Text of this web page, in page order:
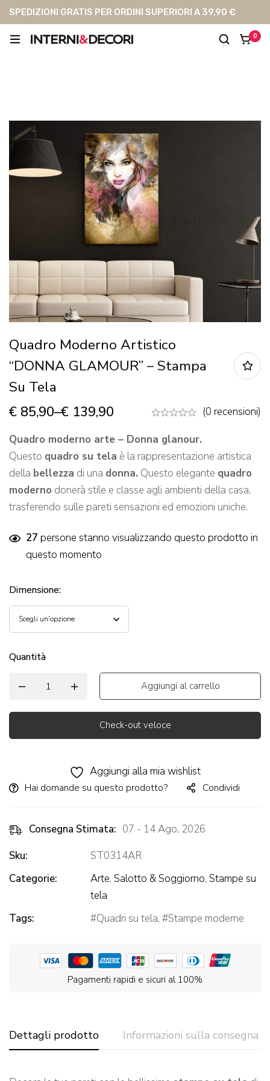
SPEDIZIONI GRATIS PER ORDINI SUPERIORI A 39,90 €
0
Quadro Moderno Artistico
“DONNA GLAMOUR” – Stampa
Su Tela
€ 85,90–€ 139,90
(0 recensioni)
Quadro moderno arte – Donna glanour.
Questo quadro su tela è la rappresentazione artistica
della bellezza di una donna. Questo elegante quadro
moderno donerà stile e classe agli ambienti della casa,
trasferendo sulle pareti sensazioni ed emozioni uniche.
27 persone stanno visualizzando questo prodotto in
questo momento
Dimensione:
Quantità
Aggiungi al carrello
Check-out veloce
Aggiungi alla mia wishlist
Hai domande su questo prodotto? Condividi
Consegna Stimata: 07 - 14 Ago, 2026
Sku:
ST0314AR
Categorie:
Arte, Salotto & Soggiorno, Stampe su
tela
Tags:
Quadri su tela, Stampe moderne
Pagamenti rapidi e sicuri al 100%
Dettagli prodotto Informazioni sulla consegna